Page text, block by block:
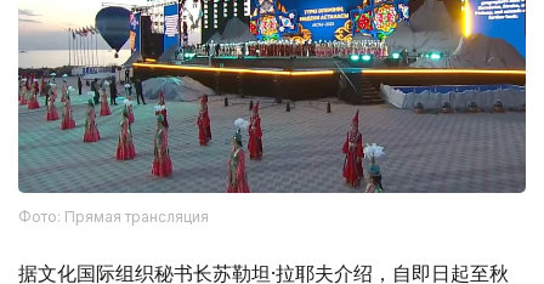
Фото: Прямая трансляция
据文化国际组织秘书长苏勒坦·拉耶夫介绍，自即日起至秋